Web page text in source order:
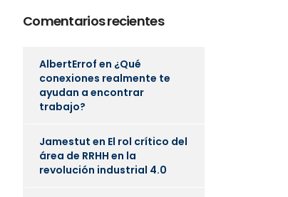
Comentarios recientes
AlbertErrof en ¿Qué
conexiones realmente te
ayudan a encontrar
trabajo?
Jamestut en El rol crítico del
área de RRHH en la
revolución industrial 4.0